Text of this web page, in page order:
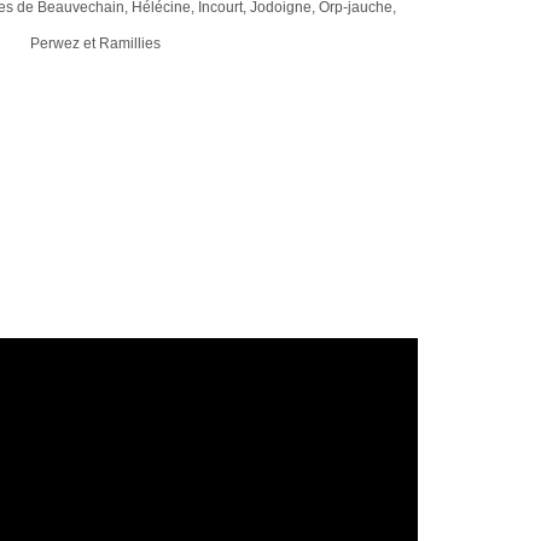
de Beauvechain, Hélécine, Incourt, Jodoigne, Orp-jauche,
Perwez et Ramillies